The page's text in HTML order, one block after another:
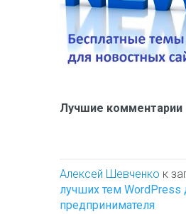
Лучшие комментарии
Алексей Шевченко к
лучших тем WordPress
предпринимателя